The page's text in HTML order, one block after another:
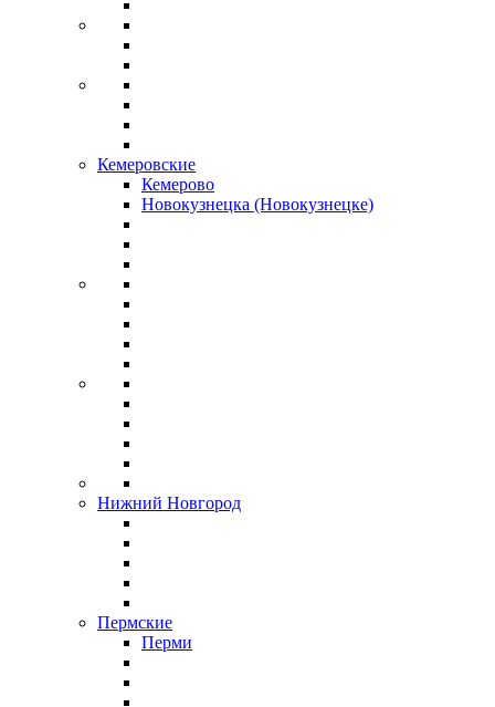
Кемеровские
Кемерово
Новокузнецка (Новокузнецке)
Нижний Новгород
Пермские
Перми